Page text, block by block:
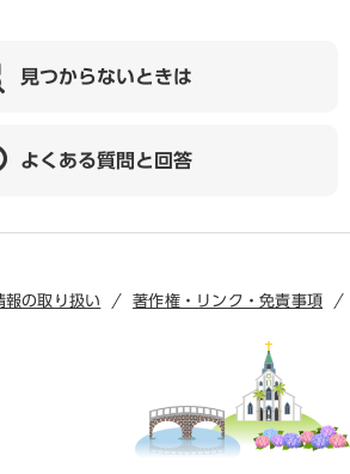
見つからないときは
よくある質問と回答
報の取り扱い
著作権・リンク・免責事項